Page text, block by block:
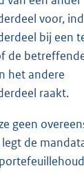
voor,
bij een
de
het andere
raakt.
geen
de